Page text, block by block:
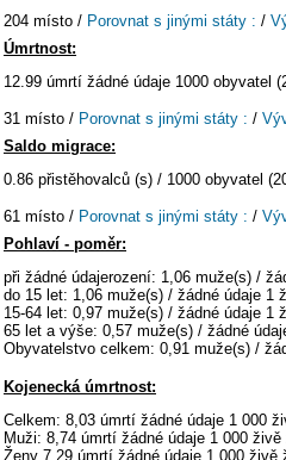
204 místo / Porovnat s jinými státy : /
Úmrtnost:
12.99 úmrtí žádné údaje 1000 obyvatel
31 místo / Porovnat s jinými státy : /
Saldo migrace:
0.86 přistěhovalců (s) / 1000 obyvatel
61 místo / Porovnat s jinými státy : /
Pohlaví - poměr:
při žádné údajerození: 1,06 muže(s) /
do 15 let: 1,06 muže(s) / žádné údaje 1
15-64 let: 0,97 muže(s) / žádné údaje 1
65 let a výše: 0,57 muže(s) / žádné
Obyvatelstvo celkem: 0,91 muže(s) /
Kojenecká úmrtnost:
Celkem: 8,03 úmrtí žádné údaje 1 000
Muži: 8,74 úmrtí žádné údaje 1 000
Ženy 7,29 úmrtí žádné údaje 1 000 živě